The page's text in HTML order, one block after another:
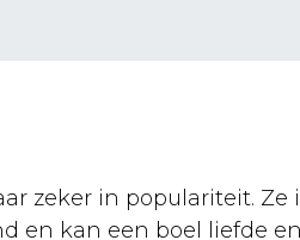
zeker in populariteit. Ze
en kan een boel liefde en